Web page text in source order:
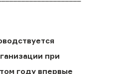
при
году впервые